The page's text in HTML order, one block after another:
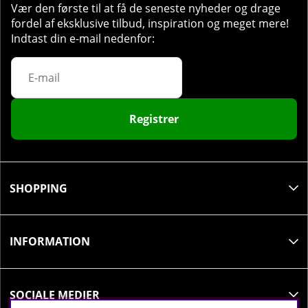
1 kapsel 1-3 gange dagligt.
Vær den første til at få de seneste nyheder og drage
fordel af eksklusive tilbud, inspiration og meget mere!
Indtast din e-mail nedenfor:
Registrer
SHOPPING
INFORMATION
SOCIALE MEDIER